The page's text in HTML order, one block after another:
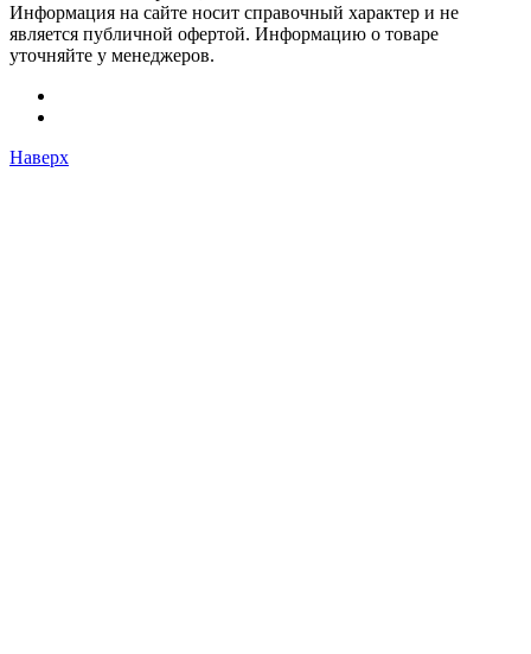
Информация на сайте носит справочный характер и не
является публичной офертой. Информацию о товаре
уточняйте у менеджеров.
Наверх